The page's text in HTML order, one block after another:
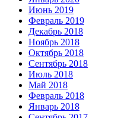
Июнь 2019
Февраль 2019
Декабрь 2018
Ноябрь 2018
Октябрь 2018
Сентябрь 2018
Июль 2018
Май 2018
Февраль 2018
Январь 2018